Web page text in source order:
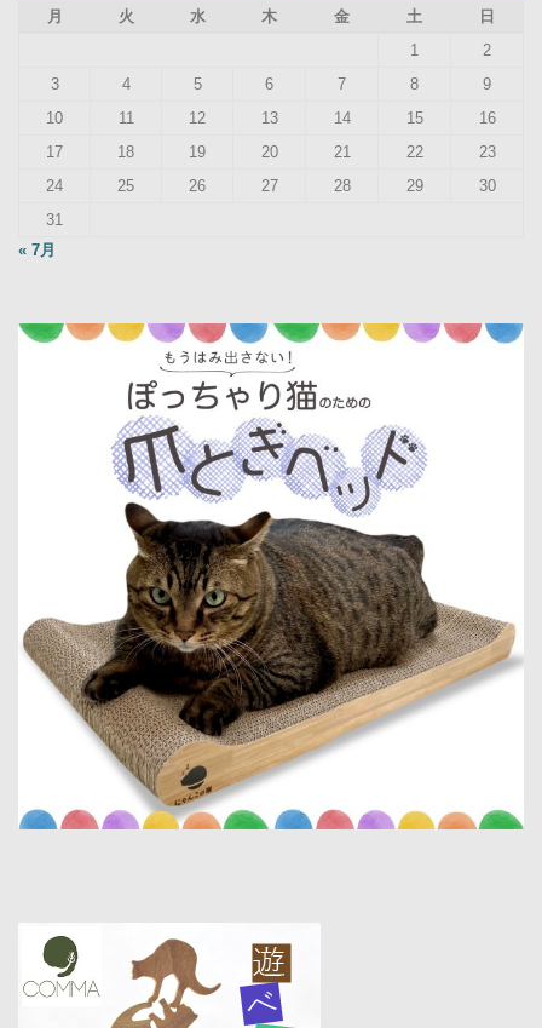
月
火 水 木 金 土
日
1
2
3
4 5 6 7 8
9
10
11 12 13 14 15
16
17
18 19 20 21 22
23
24
25 26 27 28 29
30
31
« 7月